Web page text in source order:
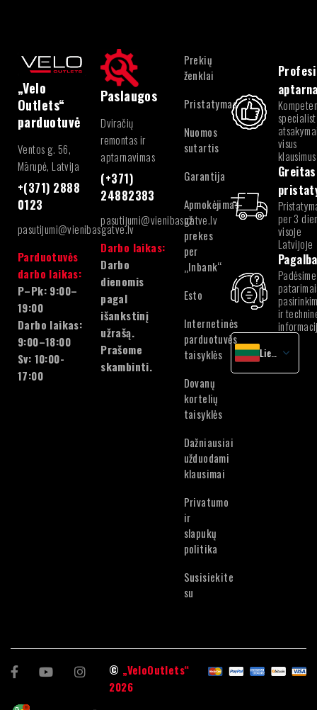
„Velo
Outlets“
parduotuvė
Ventos g. 56,
Mārupė, Latvija
+(371) 2888
0123
pasutijumi@vienibasgatve.lv
Parduotuvės
darbo laikas:
P–Pk: 9:00–
19:00
Darbo laikas:
9:00–18:00
Sv: 10:00-
17:00
Paslaugos
Dviračių
remontas ir
aptarnavimas
(+371)
24882383
pasutijumi@vienibasgatve.lv
Darbo laikas:
Darbo
dienomis
pagal
išankstinį
užrašą.
Prašome
skambinti.
Prekių
ženklai
Pristatymas
Nuomos
sutartis
Garantija
Apmokėjimas
už
prekes
per
„Inbank“
Esto
Internetinės
parduotuvės
taisyklės
Dovanų
kortelių
taisyklės
Dažniausiai
užduodami
klausimai
Privatumo
ir
slapukų
politika
Susisiekite
su
visus
klausimus
Greitas
per 3
visoje
Latvijoje
Pagalba
Padėsime
ir
Lietuvių
latvių
© „VeloOutlets“
2026